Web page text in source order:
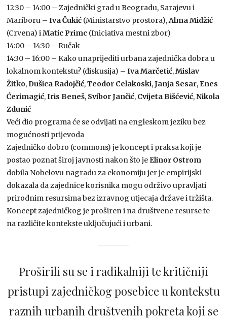
12:30 – 14:00 – Zajednički grad u Beogradu, Sarajevu i
Mariboru – Iva Čukić (Ministarstvo prostora),Alma Midžić
(Crvena) iMatic Primc (Iniciativa mestni zbor)
14:00 – 14:30 – Ručak
14:30 – 16:00 – Kako unaprijediti urbana zajednička dobra u
lokalnom kontekstu? (diskusija) –Iva Marčetić,Mislav
Žitko, Dušica Radojčić,Teodor Celakoski,Janja Sesar, Enes
Ćerimagić,Iris Beneš, Svibor Jančić, Cvijeta Bišćević,Nikola
Zdunić
Veći dio programa će se odvijati na engleskom jeziku bez
mogućnosti prijevoda
Zajedničko dobro (commons) je koncept i praksa koji je
postao poznat široj javnosti nakon što je Elinor Ostrom
dobila Nobelovu nagradu za ekonomiju jer je empirijski
dokazala da zajednice korisnika mogu održivo upravljati
prirodnim resursima bez izravnog utjecaja države i tržišta.
Koncept zajedničkog je proširen i na društvene resurse te
na različite kontekste uključujući i urbani.
Proširili su se i radikalniji te kritičniji
pristupi zajedničkog posebice u kontekstu
raznih urbanih društvenih pokreta koji se